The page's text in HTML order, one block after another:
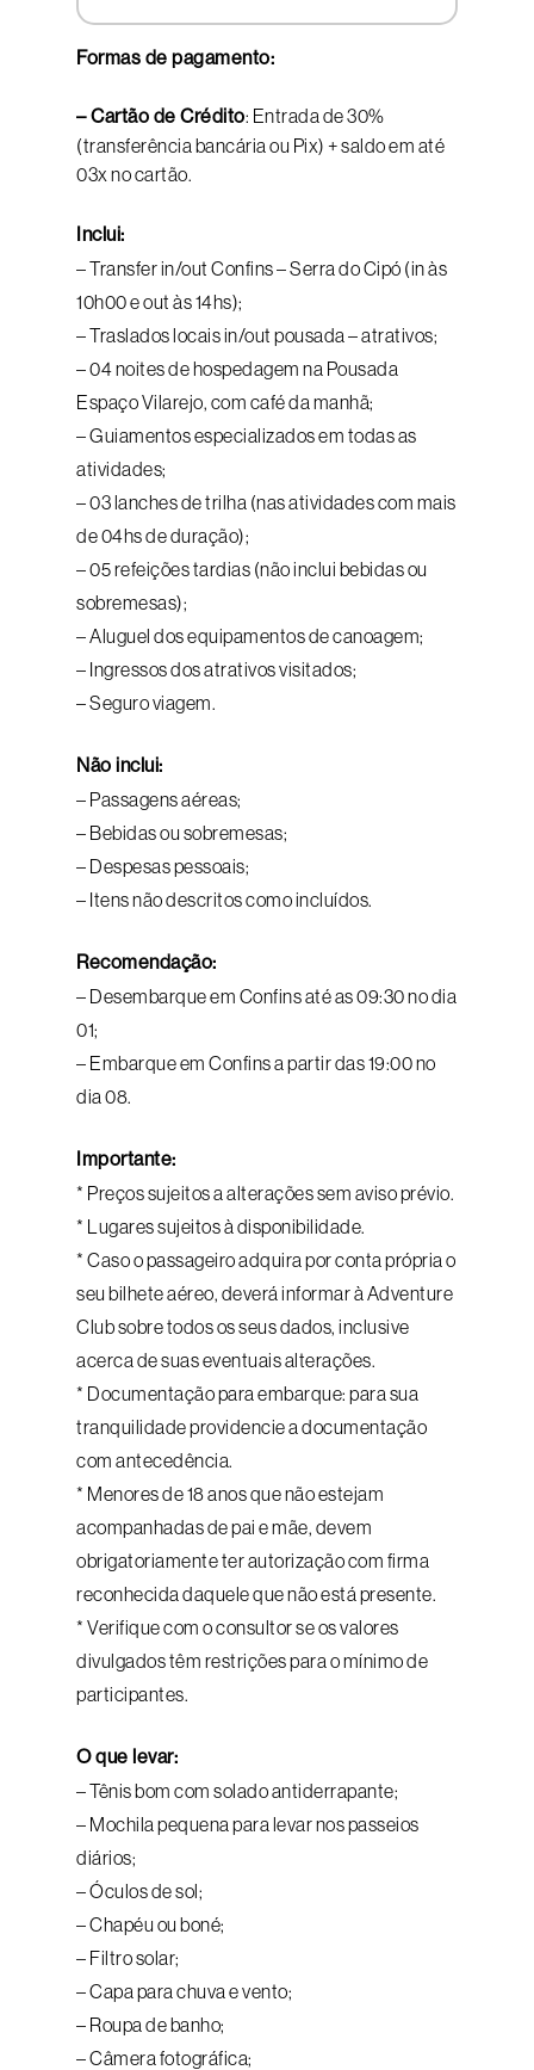
Formas de pagamento:
– Cartão de Crédito: Entrada de 30%
(transferência bancária ou Pix) + saldo em até
03x no cartão.
Inclui:
– Transfer in/out Confins – Serra do Cipó (in às
10h00 e out às 14hs);
– Traslados locais in/out pousada – atrativos;
– 04 noites de hospedagem na Pousada
Espaço Vilarejo, com café da manhã;
– Guiamentos especializados em todas as
atividades;
– 03 lanches de trilha (nas atividades com mais
de 04hs de duração);
– 05 refeições tardias (não inclui bebidas ou
sobremesas);
– Aluguel dos equipamentos de canoagem;
– Ingressos dos atrativos visitados;
– Seguro viagem.
Não inclui:
– Passagens aéreas;
– Bebidas ou sobremesas;
– Despesas pessoais;
– Itens não descritos como incluídos.
Recomendação:
– Desembarque em Confins até as 09:30 no dia
01;
– Embarque em Confins a partir das 19:00 no
dia 08.
Importante:
* Preços sujeitos a alterações sem aviso prévio.
* Lugares sujeitos à disponibilidade.
* Caso o passageiro adquira por conta própria o
seu bilhete aéreo, deverá informar à Adventure
Club sobre todos os seus dados, inclusive
acerca de suas eventuais alterações.
* Documentação para embarque: para sua
tranquilidade providencie a documentação
com antecedência.
* Menores de 18 anos que não estejam
acompanhadas de pai e mãe, devem
obrigatoriamente ter autorização com firma
reconhecida daquele que não está presente.
* Verifique com o consultor se os valores
divulgados têm restrições para o mínimo de
participantes.
O que levar:
– Tênis bom com solado antiderrapante;
– Mochila pequena para levar nos passeios
diários;
– Óculos de sol;
– Chapéu ou boné;
– Filtro solar;
– Capa para chuva e vento;
– Roupa de banho;
– Câmera fotográfica;